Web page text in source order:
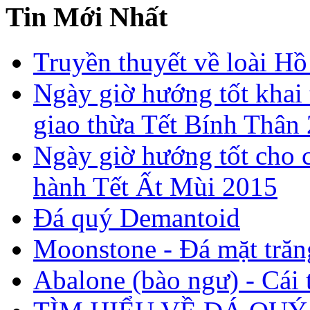
Tin Mới Nhất
Truyền thuyết về loài
Ngày giờ hướng tốt
giao thừa Tết Bính Thân
Ngày giờ hướng tốt cho
hành Tết Ất Mùi 2015
Đá quý Demantoid
Moonstone - Đá mặt
Abalone (bào ngư) - Cái